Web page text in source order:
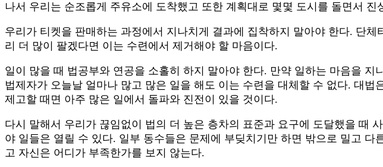
나서 우리는 순조롭게 주유소에 도착했고 또한 계획대로 몇몇 도시를 돌면서 진
우리가 티켓을 판매하는 과정에서 지나치게 결과에 집착하지 말아야 한다. 단
리 더 많이 팔겠다면 이는 수련에서 제거해야 할 마음이다.
일이 많을 때 법공부와 연공을 소홀히 하지 말아야 한다. 만약 일하는 마음을
법제자가 오늘날 얼마나 많고 많은 일을 해도 이는 수련을 대체할 수 없다. 대
제고할 때면 아주 많은 일에서 돌파와 진전이 있을 것이다.
다시 말해서 우리가 끊임없이 법의 더 높은 층차의 표준과 요구에 도달했을 때
야 일들은 열릴 수 있다. 일부 동수들은 문제에 부딪치기만 하면 밖으로 밀고
고 자신은 어디가 부족한가를 보지 않는다.